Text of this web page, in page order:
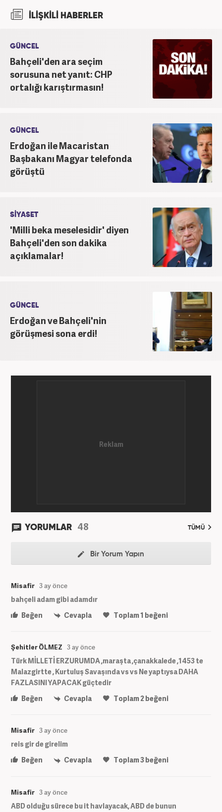
İLİŞKİLİ HABERLER
GÜNCEL
Bahçeli'den ara seçim
sorusuna net yanıt: CHP
ortalığı karıştırmasın!
GÜNCEL
Erdoğan ile Macaristan
Başbakanı Magyar telefonda
görüştü
SİYASET
'Milli beka meselesidir' diyen
Bahçeli'den son dakika
açıklamalar!
GÜNCEL
Erdoğan ve Bahçeli'nin
görüşmesi sona erdi!
YORUMLAR 48 TÜMÜ
Bir Yorum Yapın
Misafir 3 ay önce
bahçeli adam gibi adamdır
Beğen
Cevapla Toplam1 beğeni
Şehitler ÖLMEZ 3 ay önce
Türk MİLLETİ ERZURUMDA ,maraşta ,çanakkalede ,1453 te
Malazgirtte , Kurtuluş Savaşında vs vs Ne yaptıysa DAHA
FAZLASINI YAPACAK güçtedir
Beğen
Cevapla Toplam2beğeni
Misafir 3 ay önce
reis gir de girelim
Beğen
Cevapla Toplam3beğeni
Misafir 3 ay önce
ABD olduğu sürece bu it havlayacak, ABD de bunun